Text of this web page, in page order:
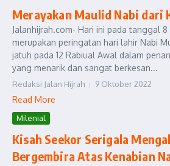
Merayakan Maulid Nabi dari
Jalanhijrah.com- Hari ini pada tanggal
merupakan peringatan hari lahir Nabi
jatuh pada 12 Rabiual Awal dalam
yang menarik dan sangat berkesan...
Redaksi Jalan Hijrah 9 Oktober 2022
Read More
Milenial
Kisah Seekor Serigala
Bergembira Atas Kenabian